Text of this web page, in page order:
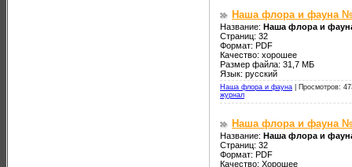
Наша флора и фауна
Название: Наша флора и
Страниц: 32
Формат: PDF
Качество: хорошее
Размер файла: 31,7 МБ
Язык: русский
Наша флора и фауна
Просмотров:
журнал
Наша флора и фауна
Название: Наша флора и
Страниц: 32
Формат: PDF
Качество: Хорошее